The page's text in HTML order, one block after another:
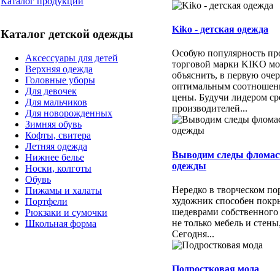
Каталог детской одежды
Аксессуары для детей
Верхняя одежда
Головные уборы
Для девочек
Для мальчиков
Для новорожденных
Зимняя обувь
Кофты, свитера
Летняя одежда
Нижнее белье
Носки, колготы
Обувь
Пижамы и халаты
Портфели
Рюкзаки и сумочки
Школьная форма
Kiko - детская одежда
Особую популярность
торговой марки KIKO
объяснить, в первую
оптимальным
цены. Будучи лидером
производителей...
Выводим следы
одежды
Нередко в творческом
художник способен
шедеврами собственного
не только мебель и
Сегодня...